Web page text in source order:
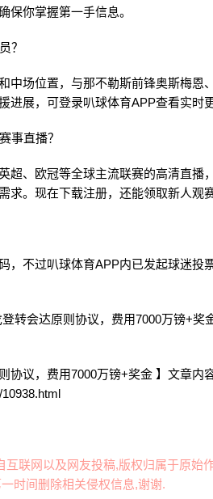
保你掌握第一手信息。
？
中场位置，与那不勒斯前锋奥斯梅恩
进展，可登录叭球体育APP查看实时
事直播？
超、欧冠等全球主流联赛的高清直播
求。现在下载注册，还能领取新人观赛
，不过叭球体育APP内已发起球迷投
转会达原则协议，费用7000万镑+奖
协议，费用7000万镑+奖金 】文章内
互联网以及网友投稿,版权归属于原
时间删除相关侵权信息,谢谢.